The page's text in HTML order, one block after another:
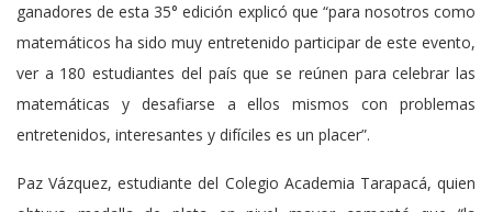
ganadores de esta 35° edición explicó que “para nosotros como
matemáticos ha sido muy entretenido participar de este evento,
ver a 180 estudiantes del país que se reúnen para celebrar las
matemáticas y desafiarse a ellos mismos con problemas
entretenidos, interesantes y difíciles es un placer”.
Paz Vázquez, estudiante del Colegio Academia Tarapacá, quien